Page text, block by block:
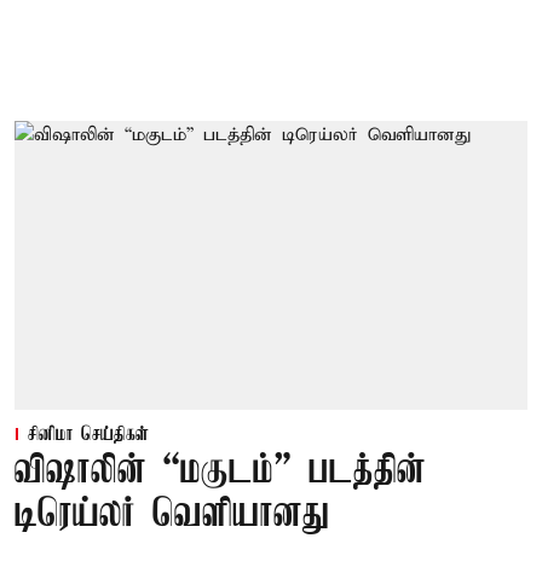
சினிமா செய்திகள்
விஷாலின் “மகுடம்” படத்தின்
டிரெய்லர் வெளியானது